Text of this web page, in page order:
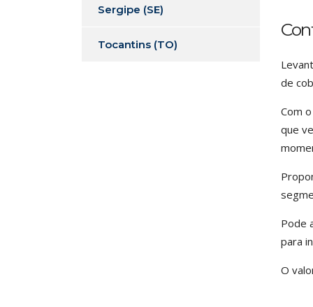
de
Com
que
Pode
para
O
Sergipe (SE)
Tocantins (TO)